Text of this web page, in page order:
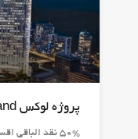
پروژه لوکس skyland
50% نقد الباقی اقساط